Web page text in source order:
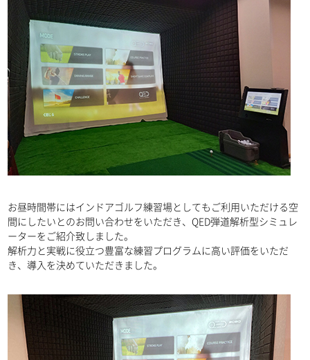
お昼時間帯にはインドアゴルフ練習場としてもご利用いただける空
間にしたいとのお問い合わせをいただき、QED弾道解析型シミュレ
ーターをご紹介致しました。
解析力と実戦に役立つ豊富な練習プログラムに高い評価をいただ
き、導入を決めていただきました。